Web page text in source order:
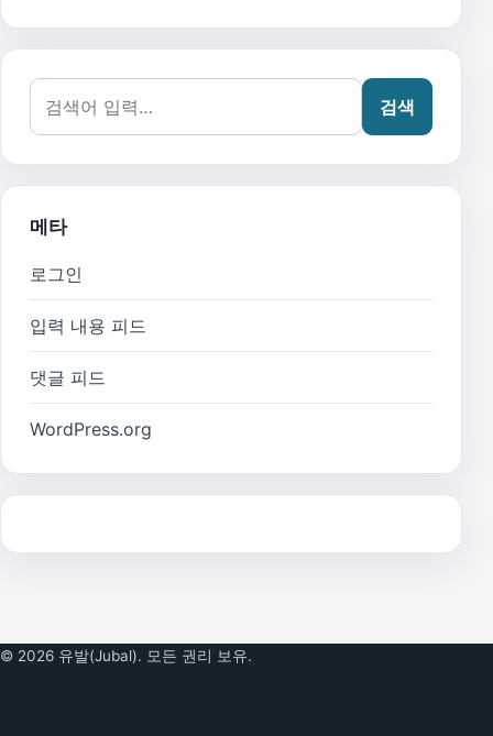
검색어:
검색
메타
로그인
입력 내용 피드
댓글 피드
WordPress.org
© 2026 유발(Jubal). 모든 권리 보유.